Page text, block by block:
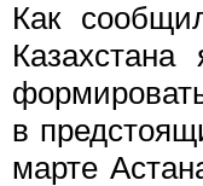
Как
в
марте